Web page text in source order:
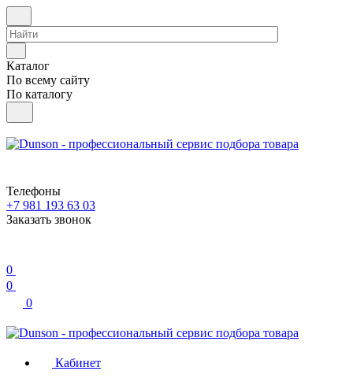
Каталог
По всему сайту
По каталогу
Телефоны
+7 981 193 63 03
Заказать звонок
0
0
0
Кабинет